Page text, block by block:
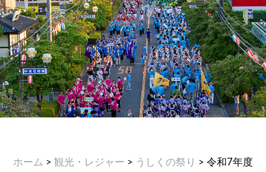
ホーム > 観光・レジャー > うしくの祭り
> 令和7年度